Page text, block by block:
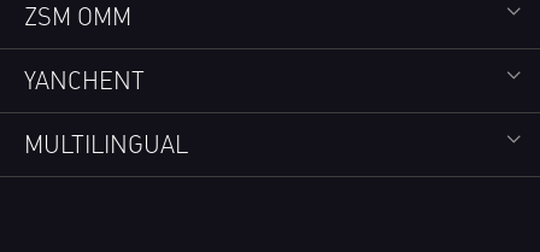
ZSM OMM
YANCHENT
MULTILINGUAL